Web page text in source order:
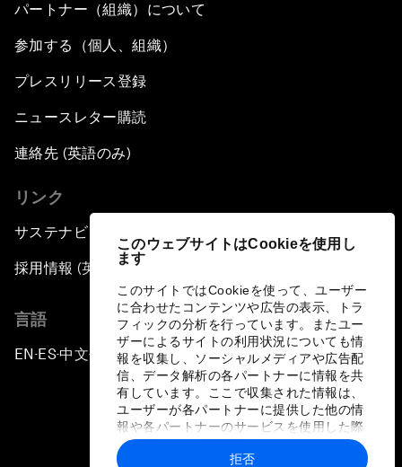
このウェブサイトはCookieを使用し
ます
このサイトではCookieを使って、ユーザー
に合わせたコンテンツや広告の表示、トラ
フィックの分析を行っています。またユー
ザーによるサイトの利用状況についても情
報を収集し、ソーシャルメディアや広告配
信、データ解析の各パートナーに情報を共
有しています。ここで収集された情報は、
ユーザーが各パートナーに提供した他の情
報や各パートナーのサービスを使用した際
に収集された情報と組み合わされ、各パー
トナーによって使用されることがありま
拒否
パートナー（組織）について
参加する（個人、組織）
プレスリリース登録
ニュースレター購読
連絡先 (英語のみ)
リンク
サステナビリティへの取り組み
採用情報 (英語のみ)
言語
EN ▪ES▪中文▪ 日本語